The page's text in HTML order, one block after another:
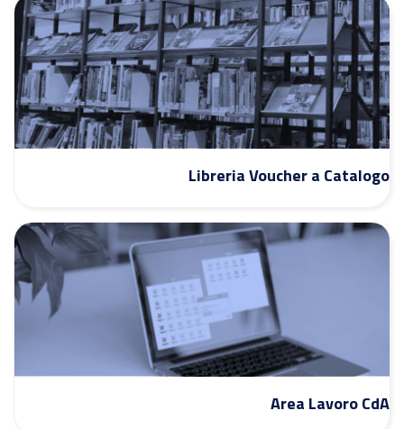
Libreria Voucher a Catalogo
Area Lavoro CdA